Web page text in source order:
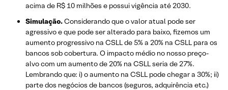
acima de R$ 10 milhões e possui vigência até 2030.
Simulação.Considerando que o valor atual pode ser
agressivo e que pode ser alterado para baixo, fizemos um
aumento progressivo na CSLL de 5% a 20% na CSLL para os
bancos sob cobertura. O impacto médio no nosso preço-
alvo com um aumento de 20% na CSLL seria de 27%.
Lembrando que: i) o aumento na CSLL pode chegar a 30%; ii)
parte dos negócios de bancos (seguros, adquirência etc.)